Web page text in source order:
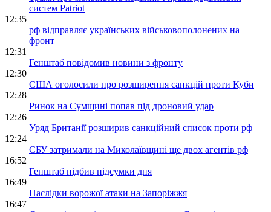
систем Patriot
12:35
рф відправляє українських військовополонених на
фронт
12:31
Генштаб повідомив новини з фронту
12:30
США оголосили про розширення санкцій проти Куби
12:28
Ринок на Сумщині попав під дроновий удар
12:26
Уряд Британії розширив санкційний список проти рф
12:24
СБУ затримали на Миколаївщині ще двох агентів рф
16:52
Генштаб підбив підсумки дня
16:49
Наслідки ворожої атаки на Запоріжжя
16:47